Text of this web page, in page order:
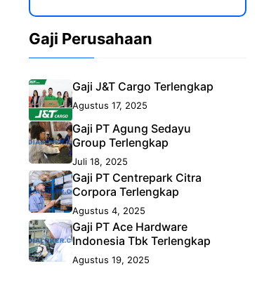
Gaji Perusahaan
Gaji J&T Cargo Terlengkap
Agustus 17, 2025
Gaji PT Agung Sedayu
Group Terlengkap
Juli 18, 2025
Gaji PT Centrepark Citra
Corpora Terlengkap
Agustus 4, 2025
Gaji PT Ace Hardware
Indonesia Tbk Terlengkap
Agustus 19, 2025